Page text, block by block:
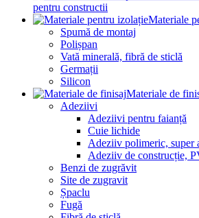
pentru constructii
Materiale
Spumă de montaj
Polișpan
Vată minerală, fibră de sticlă
Germații
Silicon
Materiale de
Adeziivi
Adeziivi pentru faianță
Cuie lichide
Adeziiv polimeric, super
Adeziiv de construcție,
Benzi de zugrăvit
Site de zugravit
Șpaclu
Fugă